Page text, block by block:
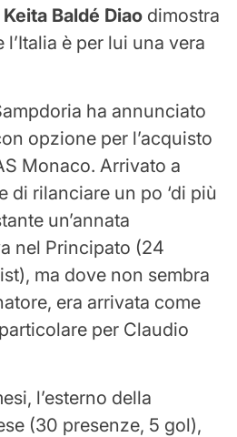
Keita Baldé Diao dimostra
è per lui una vera
ha annunciato
opzione per l’acquisto
Monaco. Arrivato a
di rilanciare un po ‘di più
un’annata
nel Principato (24
ma dove non sembra
era arrivata come
per Claudio
l’esterno della
(30 presenze, 5 gol),